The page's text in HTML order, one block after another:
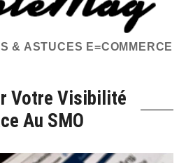
& ASTUCES E=COMMERCE
Votre Visibilité
Au SMO